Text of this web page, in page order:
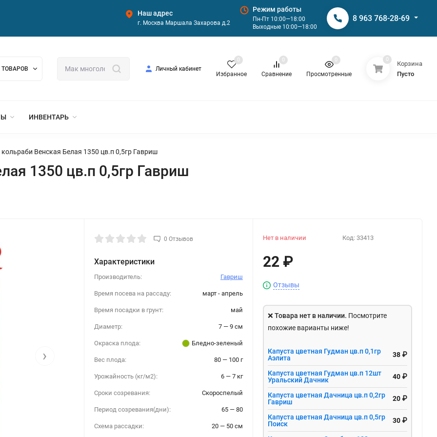
Наш адрес
г. Москва Маршала Захарова д.2
Режим работы
Пн-Пт 10:00—18:00
Выходные 10:00—18:00
8 963 768-28-69
ТОВАРОВ
Личный кабинет
Избранное
0
Сравнение
0
Просмотренные
0 0
Корзина
Пусто
ИНВЕНТАРЬ
кольраби Венская Белая 1350 цв.п 0,5гр Гавриш
1350 цв.п 0,5гр Гавриш
›
0 Отзывов
Характеристики
Производитель: Гавриш
Время посева на рассаду: март - апрель
Время посадки в грунт: май
Диаметр: 7 — 9 см
Окраска плода: Бледно-зеленый
Вес плода: 80 — 100 г
Урожайность (кг/м2): 6 — 7 кг
Сроки созревания: Скороспелый
Период созревания(дни): 65 — 80
Схема рассадки: 20 — 50 см
Нет в наличии Код: 33413
22 ₽
Отзывы
❌ Товара нет в наличии. Посмотрите
похожие варианты ниже!
Капуста цветная Гудман цв.п 0,1гр
Аэлита
38 ₽
Капуста цветная Гудман цв.п 12шт
Уральский Дачник
40 ₽
Капуста цветная Дачница цв.п 0,2гр
Гавриш
20 ₽
Капуста цветная Дачница цв.п 0,5гр
Поиск
30 ₽